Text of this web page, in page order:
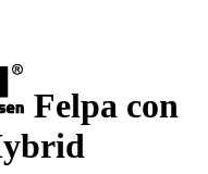
Felpa con